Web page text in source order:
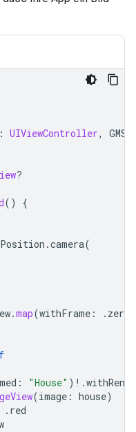
: UIViewController,
?
()
{
.camera(
.map(withFrame : . zero
: "House" ) ! .
(image : house)
. red